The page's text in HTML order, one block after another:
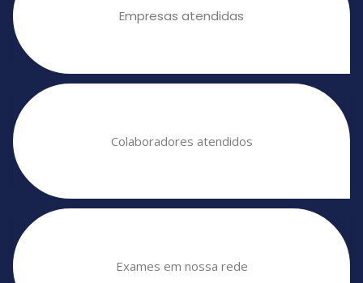
Empresas atendidas
Colaboradores atendidos
Exames em nossa rede